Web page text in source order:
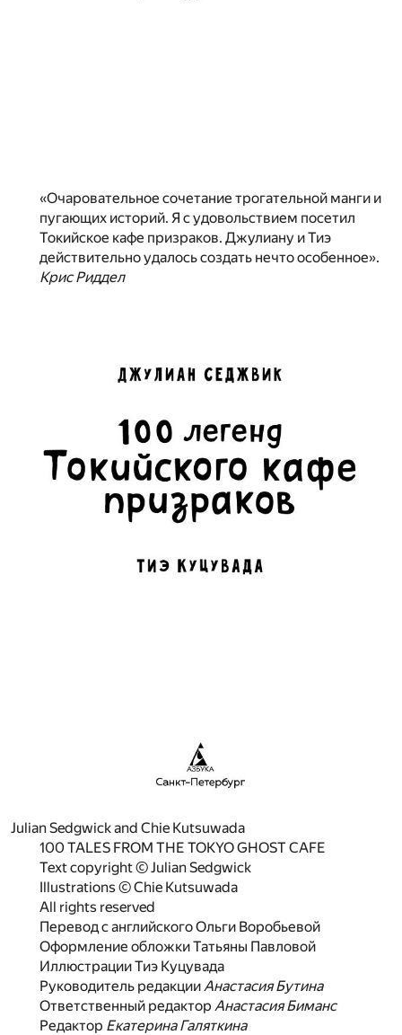
«Очаровательное сочетание трогательной манги и
пугающих историй. Я с удовольствием посетил
Токийское кафе призраков. Джулиану и Тиэ
действительно удалось создать нечто особенное».
Крис Риддел
Julian Sedgwick and Chie Kutsuwada
100 TALES FROM THE TOKYO GHOST CAFE
Text copyright © Julian Sedgwick
Illustrations © Chie Kutsuwada
All rights reserved
Перевод с английского Ольги Воробьевой
Оформление обложки Татьяны Павловой
Иллюстрации Тиэ Куцувада
Руководитель редакцииАнастасия Бутина
Ответственный редактор Анастасия Биманс
Редактор Екатерина Галяткина